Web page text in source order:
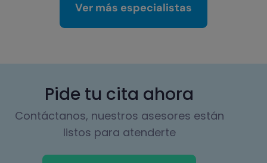
Ver más especialistas
Pide tu cita ahora
Contáctanos, nuestros asesores están
listos para atenderte